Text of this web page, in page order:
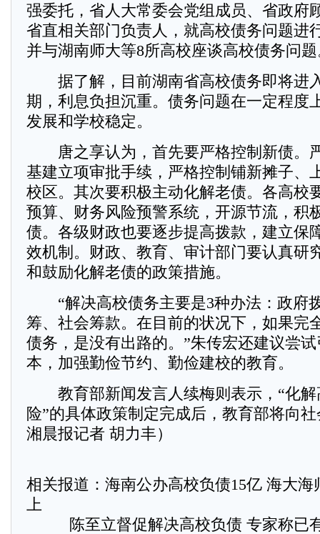
强委托，省人大常委会党组成员、省政府
省直相关部门负责人，就高校债务问题进
并与湖南师大等8所高校座谈高校债务问
据了解，目前湖南省高校债务即将进
期，利息负担沉重。债务问题在一定程度
发展和学校稳定。
唐之享认为，首先要严格控制新债。
基建立项审批手续，严格控制铺新摊子、
校区。其次要积极主动化解老债。各高校
预算、财务风险预警系统，开源节流，积
债。各级财政也要逐步提高拨款，建立保
效机制。财政、教育、审计部门要认真研
和鼓励化解老债的政策措施。
“解决高校债务主要是3种办法：政府
筹、社会筹款。在目前的状况下，如果完
债务，是没有出路的。”朱传宏还建议尝
本，加强勤俭节约、勤俭建校的教育。
教育部新闻发言人续梅则表示，“化解
险”的具体政策制定完成后，教育部将向
湘晨报记者 胡力丰）
相关报道： 海南公办高校负债15亿 海大海
上
陈至立督促解决高校负债 专家称已